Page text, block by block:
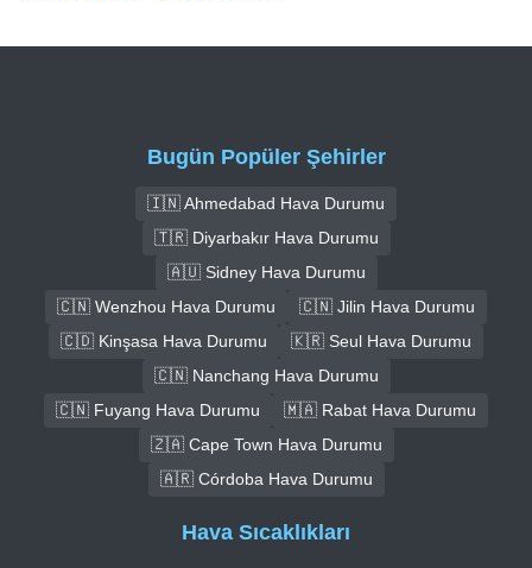
Bugün Popüler Şehirler
🇮🇳 Ahmedabad Hava Durumu
🇹🇷 Diyarbakır Hava Durumu
🇦🇺 Sidney Hava Durumu
🇨🇳 Wenzhou Hava Durumu
🇨🇳 Jilin Hava Durumu
🇨🇩 Kinşasa Hava Durumu
🇰🇷 Seul Hava Durumu
🇨🇳 Nanchang Hava Durumu
🇨🇳 Fuyang Hava Durumu
🇲🇦 Rabat Hava Durumu
🇿🇦 Cape Town Hava Durumu
🇦🇷 Córdoba Hava Durumu
Hava Sıcaklıkları